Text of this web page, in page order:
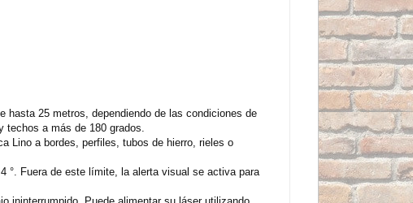
hasta 25 metros, dependiendo de las condiciones de
a más de 180 grados.
Lino a bordes, perfiles, tubos de hierro, rieles o
°. Fuera de este límite, la alerta visual se activa para